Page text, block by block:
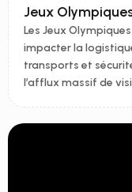
Jeux
Les Jeux
impacter la
transports et
l’afflux massif de